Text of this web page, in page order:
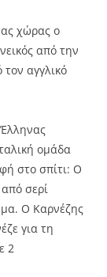
χώρας ο
από την
αγγλικό
ομάδα
στο σπίτι: Ο
σερί
Ο Καρνέζης
για τη
2